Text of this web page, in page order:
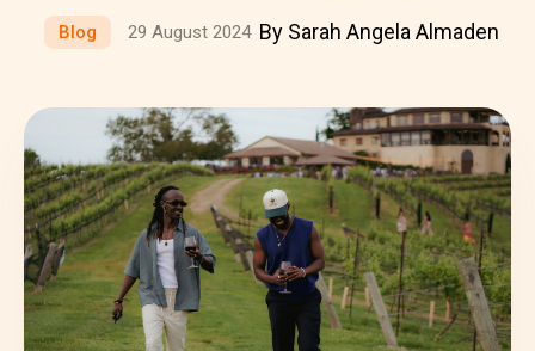
Blog 29 August 2024 By Sarah Angela Almaden